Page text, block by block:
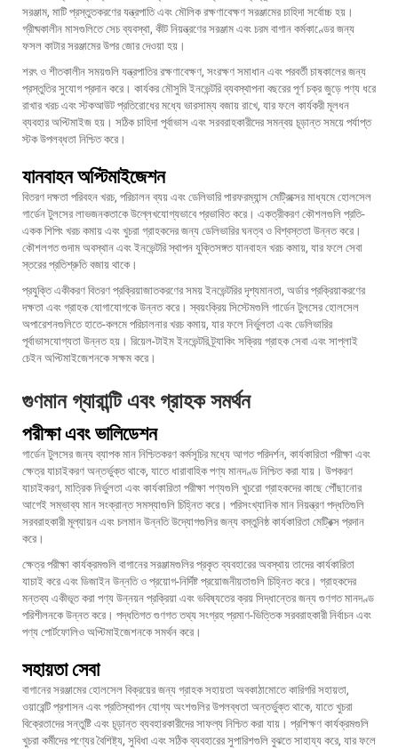
সরঞ্জাম, মাটি প্রস্তুতকরণের যন্ত্রপাতি এবং মৌলিক রক্ষণাবেক্ষণ সরঞ্জামের চাহিদা সর্বোচ্চ হয়।
গ্রীষ্মকালীন মাসগুলিতে সেচ ব্যবস্থা, কীট নিয়ন্ত্রণের সরঞ্জাম এবং চরম বাগান কর্মকাণ্ডের জন্য
ফসল কাটার সরঞ্জামের উপর জোর দেওয়া হয়।
শরৎ ও শীতকালীন সময়গুলি যন্ত্রপাতির রক্ষণাবেক্ষণ, সংরক্ষণ সমাধান এবং পরবর্তী চাষকালের জন্য
প্রস্তুতির সুযোগ প্রদান করে। কার্যকর মৌসুমি ইনভেন্টরি ব্যবস্থাপনা বছরের পূর্ণ চক্র জুড়ে পণ্য ধরে
রাখার খরচ এবং স্টকআউট প্রতিরোধের মধ্যে ভারসাম্য বজায় রাখে, যার ফলে কার্যকরী মূলধন
ব্যবহার অপ্টিমাইজ হয়। সঠিক চাহিদা পূর্বাভাস এবং সরবরাহকারীদের সমন্বয় চূড়ান্ত সময়ে পর্যাপ্ত
স্টক উপলব্ধতা নিশ্চিত করে।
যানবাহন অপ্টিমাইজেশন
বিতরণ দক্ষতা পরিবহন খরচ, পরিচালন ব্যয় এবং ডেলিভারি পারফরম্যান্স মেট্রিক্সের মাধ্যমে হোলসেল
গার্ডেন টুলসের লাভজনকতাকে উল্লেখযোগ্যভাবে প্রভাবিত করে। একত্রীকরণ কৌশলগুলি প্রতি-
একক শিপিং খরচ কমায় এবং খুচরা গ্রাহকদের জন্য ডেলিভারির ঘনত্ব ও বিশ্বস্ততা উন্নত করে।
কৌশলগত গুদাম অবস্থান এবং ইনভেন্টরি স্থাপন যুক্তিসঙ্গত যানবাহন খরচ কমায়, যার ফলে সেবা
স্তরের প্রতিশ্রুতি বজায় থাকে।
প্রযুক্তি একীকরণ বিতরণ প্রক্রিয়াজাতকরণের সময় ইনভেন্টরির দৃশ্যমানতা, অর্ডার প্রক্রিয়াকরণের
দক্ষতা এবং গ্রাহক যোগাযোগকে উন্নত করে। স্বয়ংক্রিয় সিস্টেমগুলি গার্ডেন টুলসের হোলসেল
অপারেশনগুলিতে হাতে-কলমে পরিচালনার খরচ কমায়, যার ফলে নির্ভুলতা এবং ডেলিভারির
পূর্বাভাসযোগ্যতা উন্নত হয়। রিয়েল-টাইম ইনভেন্টরি ট্র্যাকিং সক্রিয় গ্রাহক সেবা এবং সাপ্লাই
চেইন অপ্টিমাইজেশনকে সক্ষম করে।
গুণমান গ্যারান্টি এবং গ্রাহক সমর্থন
পরীক্ষা এবং ভালিডেশন
গার্ডেন টুলসের জন্য ব্যাপক মান নিশ্চিতকরণ কর্মসূচির মধ্যে আগত পরিদর্শন, কার্যকারিতা পরীক্ষা এবং
ক্ষেত্র যাচাইকরণ অন্তর্ভুক্ত থাকে, যাতে ধারাবাহিক পণ্য মানদণ্ড নিশ্চিত করা যায়। উপকরণ
যাচাইকরণ, মাত্রিক নির্ভুলতা এবং কার্যকারিতা পরীক্ষা পণ্যগুলি খুচরো গ্রাহকদের কাছে পৌঁছানোর
আগেই সম্ভাব্য মান সংক্রান্ত সমস্যাগুলি চিহ্নিত করে। পরিসংখ্যানিক মান নিয়ন্ত্রণ পদ্ধতিগুলি
সরবরাহকারী মূল্যায়ন এবং চলমান উন্নতি উদ্যোগগুলির জন্য বস্তুনিষ্ঠ কার্যকারিতা মেট্রিক্স প্রদান
করে।
ক্ষেত্র পরীক্ষা কার্যক্রমগুলি বাগানের সরঞ্জামগুলির প্রকৃত ব্যবহারের অবস্থায় তাদের কার্যকারিতা
যাচাই করে এবং ডিজাইন উন্নতি ও প্রয়োগ-নির্দিষ্ট প্রয়োজনীয়তাগুলি চিহ্নিত করে। গ্রাহকদের
মন্তব্য একীভূত করা পণ্য উন্নয়ন প্রক্রিয়া এবং ভবিষ্যতের ক্রয় সিদ্ধান্তের জন্য গুণগত মানদণ্ড
পরিশীলনকে উন্নত করে। পদ্ধতিগত গুণগত তথ্য সংগ্রহ প্রমাণ-ভিত্তিক সরবরাহকারী নির্বাচন এবং
পণ্য পোর্টফোলিও অপ্টিমাইজেশনকে সমর্থন করে।
সহায়তা সেবা
বাগানের সরঞ্জামের হোলসেল বিক্রয়ের জন্য গ্রাহক সহায়তা অবকাঠামোতে কারিগরি সহায়তা,
ওয়ারেন্টি প্রশাসন এবং প্রতিস্থাপন যোগ্য অংশগুলির উপলব্ধতা অন্তর্ভুক্ত থাকে, যাতে খুচরা
বিক্রেতাদের সন্তুষ্টি এবং চূড়ান্ত ব্যবহারকারীদের সাফল্য নিশ্চিত করা যায়। প্রশিক্ষণ কার্যক্রমগুলি
খুচরা কর্মীদের পণ্যের বৈশিষ্ট্য, সুবিধা এবং সঠিক ব্যবহারের সুপারিশগুলি বুঝতে সাহায্য করে, যার ফলে